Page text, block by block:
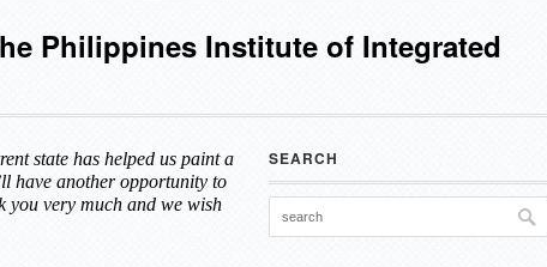
Philippines Institute of Integrated
state has helped us paint a
have another opportunity to
you very much and we wish
SEARCH